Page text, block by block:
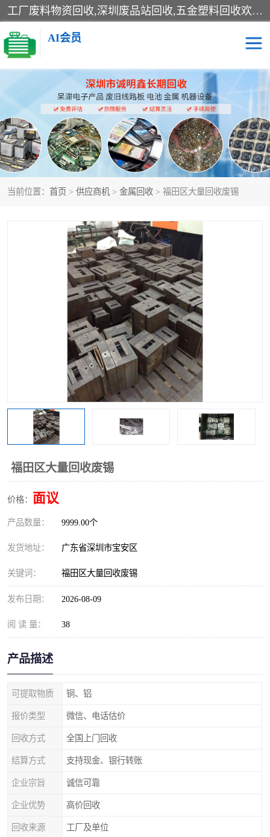
工厂废料物资回收,深圳废品站回收,五金塑料回收欢迎有金属、塑料、电子、电线、废旧设备、废铜、锡渣、线路板、镀银废料、废IC、电子零件、电子脚，等其他废旧物资的单位及个人联系洽谈。对提供息者我们可以提供优厚的业务提成（佣金）。
AI会员
当前位置： 首页 > 供应商机 > 金属回收 > 福田区大量回收废锡
福田区大量回收废锡
价格： 面议
产品数量： 9999.00个
发货地址： 广东省深圳市宝安区
关键词： 福田区大量回收废锡
发布日期： 2026-08-09
阅 读 量： 38
产品描述
可提取物质 铜、铝
报价类型 微信、电话估价
回收方式 全国上门回收
结算方式 支持现金、银行转账
企业宗旨 诚信可靠
企业优势 高价回收
回收来源 工厂及单位
线路板回收 电子回收
电子产品回收 电池回收
金属回收 机器设备回收